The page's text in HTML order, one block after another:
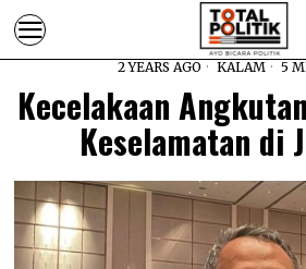
2 YEARS AGO KALAM 5
Kecelakaan
Keselamatan di